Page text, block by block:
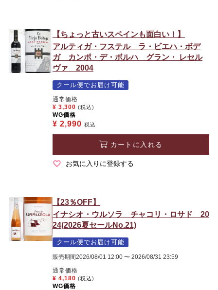
【ちょっと古いスペインも面白い！】
アルティガ・フステル ラ・ビエハ・ボデ
ガ カンポ・デ・ボルハ グラン・ レセル
ヴァ 2004
クール便でお届け可能
通常価格
¥ 3,300 (税込)
WG価格
¥ 2,990 税込
カートに入れる
お気に入りに登録する
【23％OFF】
イナシオ・ウルソラ チャコリ・ロサド 20
24(2026夏セールNo.21)
クール便でお届け可能
販売期間2026/08/01 12:00 〜 2026/08/31 23:59
通常価格
¥ 4,180 (税込)
WG価格